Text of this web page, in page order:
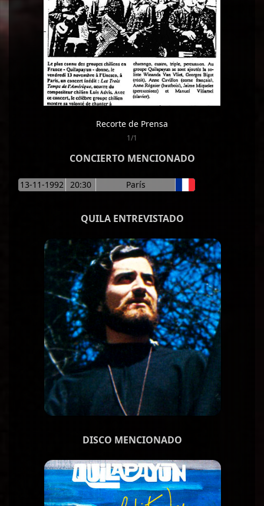
Recorte de Prensa
1/1
CONCIERTO MENCIONADO
13-11-1992 20:30 París
QUILA ENTREVISTADO
DISCO MENCIONADO